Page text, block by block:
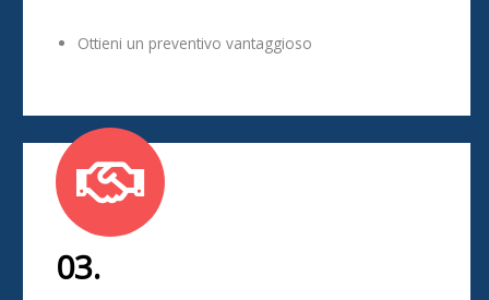
Ottieni un preventivo vantaggioso
03.